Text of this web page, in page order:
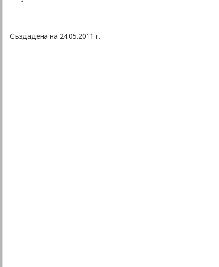
Създадена на 24.05.2011 г.